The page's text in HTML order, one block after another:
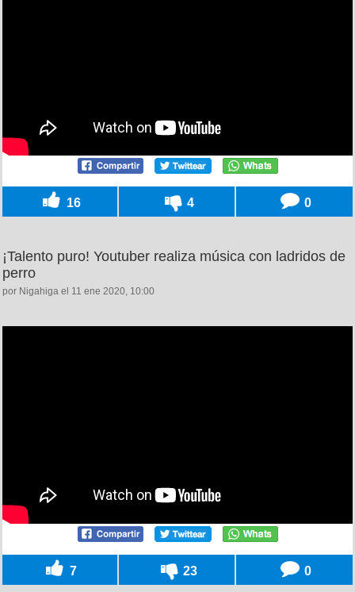
16 4 0
¡Talento puro! Youtuber realiza música con ladridos de
perro
por Nigahiga el 11 ene 2020, 10:00
7 23 0